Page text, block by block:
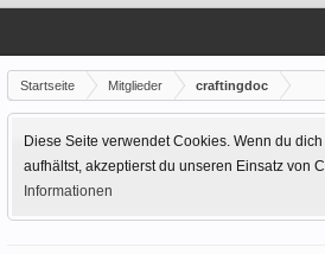
Startseite Mitglieder craftingdoc
Diese Seite verwendet Cookies. Wenn du
aufhältst, akzeptierst du unseren Einsatz von
Informationen